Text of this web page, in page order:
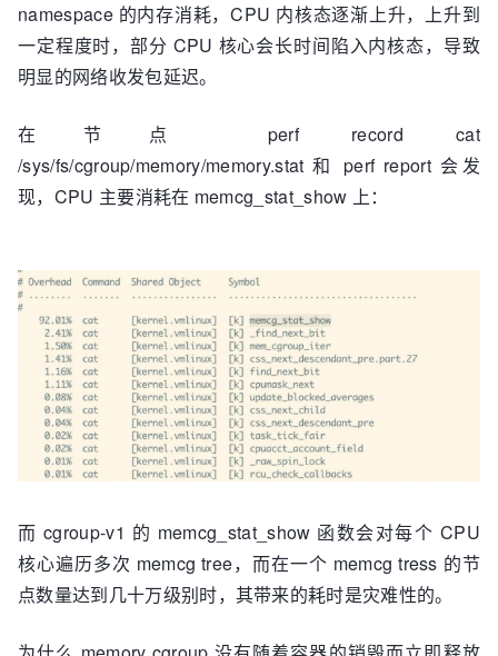
namespace 的内存消耗，CPU 内核态逐渐上升，上升到
一定程度时，部分 CPU 核心会长时间陷入内核态，导致
明显的网络收发包延迟。
在节点 perf record cat
/sys/fs/cgroup/memory/memory.stat 和 perf report 会发
现，CPU 主要消耗在 memcg_stat_show 上：
而 cgroup-v1 的 memcg_stat_show 函数会对每个 CPU
核心遍历多次 memcg tree，而在一个 memcg tress 的节
点数量达到几十万级别时，其带来的耗时是灾难性的。